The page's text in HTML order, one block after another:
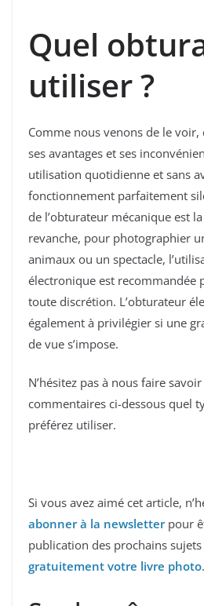
Quel
utiliser ?
Comme nous venons de le
ses avantages et ses
utilisation quotidienne et sans
fonctionnement parfaitement
de l’obturateur mécanique est
revanche, pour photographier
animaux ou un spectacle,
électronique est recommandée
toute discrétion. L’obturateur
également à privilégier si une
de vue s’impose.
N’hésitez pas à nous faire
commentaires ci-dessous quel
préférez utiliser.
Si vous avez aimé cet article,
abonner à la newsletterpour
publication des prochains
gratuitement votre livre photo.